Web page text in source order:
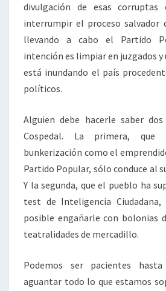
divulgación de esas corruptas
interrumpir el proceso salvador
llevando a cabo el Partido
intención es limpiar en juzgados y
está inundando el país
políticos.
Alguien debe hacerle saber
Cospedal. La primera, que
bunkerización como el
Partido Popular, sólo conduce al
Y la segunda, que el pueblo ha
test de Inteligencia
posible engañarle con bolonias
teatralidades de mercadillo.
Podemos ser pacientes
aguantar todo lo que estamos